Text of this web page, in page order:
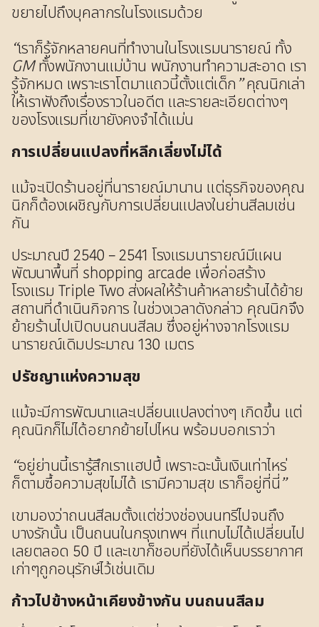
ขยายไปถึงบุคลากรในโรงแรมด้วย
“เราก็รู้จักหลายคนที่ทำงานในโรงแรมนารายณ์ ทั้ง
GM ทั้งพนักงานแม่บ้าน พนักงานทำความสะอาด เรา
รู้จักหมด เพราะเราโตมาแถวนี้ตั้งแต่เด็ก”คุณนิกเล่า
ให้เราฟังถึงเรื่องราวในอดีต และรายละเอียดต่างๆ
ของโรงแรมที่เขายังคงจำได้แม่น
การเปลี่ยนแปลงที่หลีกเลี่ยงไม่ได้
แม้จะเปิดร้านอยู่ที่นารายณ์มานาน แต่ธุรกิจของคุณ
นิกก็ต้องเผชิญกับการเปลี่ยนแปลงในย่านสีลมเช่น
กัน
ประมาณปี 2540 – 2541 โรงแรมนารายณ์มีแผน
พัฒนาพื้นที่ shopping arcade เพื่อก่อสร้าง
โรงแรม Triple Two ส่งผลให้ร้านค้าหลายร้านได้ย้าย
สถานที่ดำเนินกิจการ ในช่วงเวลาดังกล่าว คุณนิกจึง
ย้ายร้านไปเปิดบนถนนสีลม ซึ่งอยู่ห่างจากโรงแรม
นารายณ์เดิมประมาณ 130 เมตร
ปรัชญาแห่งความสุข
แม้จะมีการพัฒนาและเปลี่ยนแปลงต่างๆ เกิดขึ้น แต่
คุณนิกก็ไม่ได้อยากย้ายไปไหน พร้อมบอกเราว่า
“อยู่ย่านนี้เรารู้สึกเราแฮปปี้ เพราะฉะนั้นเงินเท่าไหร่
ก็ตามซื้อความสุขไม่ได้ เรามีความสุข เราก็อยู่ที่นี่”
เขามองว่าถนนสีลมตั้งแต่ช่วงช่องนนทรีไปจนถึง
บางรักนั้น เป็นถนนในกรุงเทพฯ ที่แทบไม่ได้เปลี่ยนไป
เลยตลอด 50 ปี และเขาก็ชอบที่ยังได้เห็นบรรยากาศ
เก่าๆถูกอนุรักษ์ไว้เช่นเดิม
ก้าวไปข้างหน้าเคียงข้างกัน บนถนนสีลม